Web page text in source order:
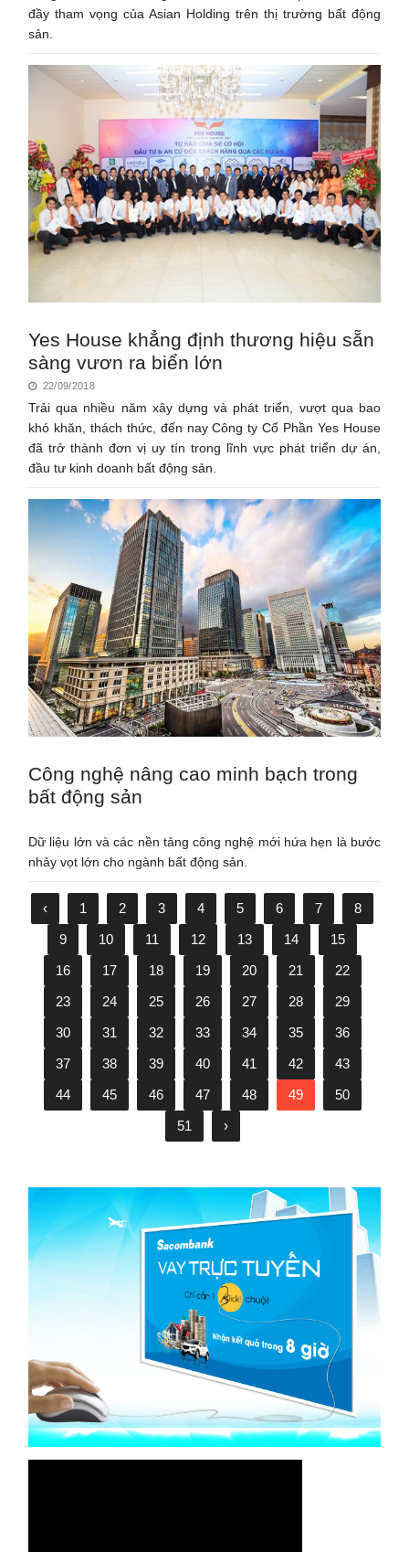
đầy tham vọng của Asian Holding trên thị trường bất động
sản.
Yes House khẳng định thương hiệu sẵn
sàng vươn ra biển lớn
22/09/2018
Trải qua nhiều năm xây dựng và phát triển, vượt qua bao
khó khăn, thách thức, đến nay Công ty Cổ Phần Yes House
đã trở thành đơn vị uy tín trong lĩnh vực phát triển dự án,
đầu tư kinh doanh bất động sản.
Công nghệ nâng cao minh bạch trong
bất động sản
Dữ liệu lớn và các nền tảng công nghệ mới hứa hẹn là bước
nhảy vọt lớn cho ngành bất động sản.
‹ 1 2 3 4 5 6 7
8
9
10 11 12 13 14
15
16
17 18 19 20 21
22
23
24 25 26 27 28
29
30
31 32 33 34 35
36
37
38 39 40 41 42
43
44
45 46 47 48 49
50
51
›